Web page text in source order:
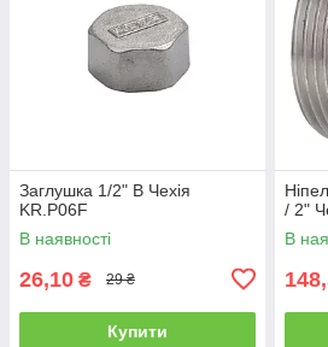
Заглушка 1/2" В Чехія
KR.P06F
В наявності
26,10 ₴ 29 ₴
Купити
/ 2"
В